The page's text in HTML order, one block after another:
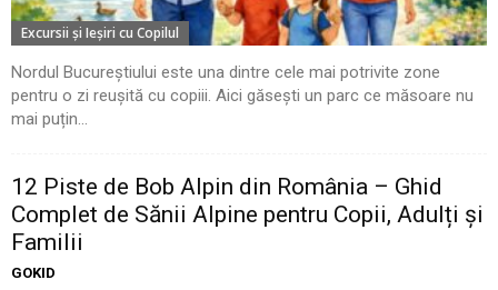
Excursii şi Ieşiri cu Copilul
Nordul Bucureștiului este una dintre cele mai potrivite zone
pentru o zi reușită cu copiii. Aici găsești un parc ce măsoare nu
mai puțin...
12 Piste de Bob Alpin din România – Ghid
Complet de Sănii Alpine pentru Copii, Adulți și
Familii
GOKID